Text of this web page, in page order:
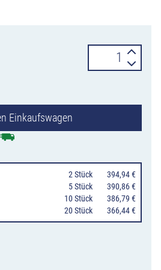
538-
integriertem
Zeichen
282,
2-
Einkaufswagen
2 Stück
394,94 €
5 Stück
390,86 €
10 Stück
386,79 €
20 Stück
366,44 €